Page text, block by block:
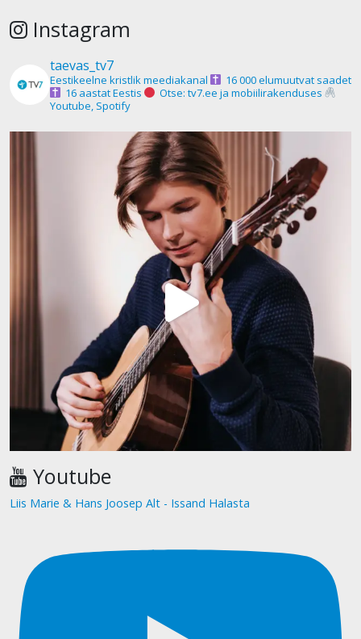
Instagram
taevas_tv7
Eestikeelne kristlik meediakanal
16 000 elumuutvat saadet
16 aastat Eestis
Otse: tv7.ee ja mobiilirakenduses
Youtube, Spotify
Youtube
Liis Marie & Hans Joosep Alt - Issand Halasta